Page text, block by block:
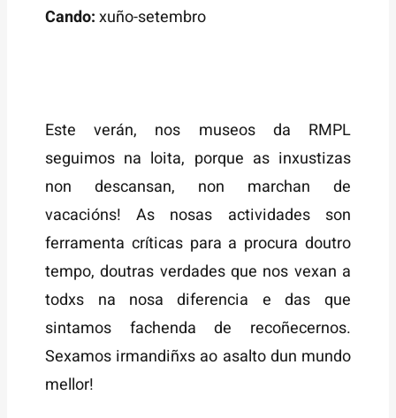
Cando:xuño-setembro
Este verán, nos museos da RMPL
seguimos na loita, porque as inxustizas
non descansan, non marchan de
vacacións! As nosas actividades son
ferramenta críticas para a procura doutro
tempo, doutras verdades que nos vexan a
todxs na nosa diferencia e das que
sintamos fachenda de recoñecernos.
Sexamos irmandiñxs ao asalto dun mundo
mellor!